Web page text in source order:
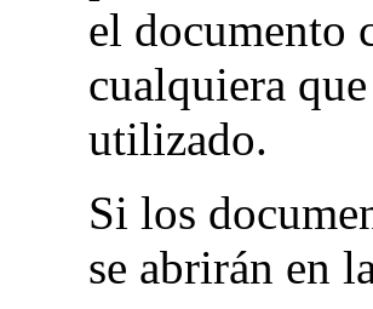
el documento
cualquiera
utilizado.
Si los
se abrirán en